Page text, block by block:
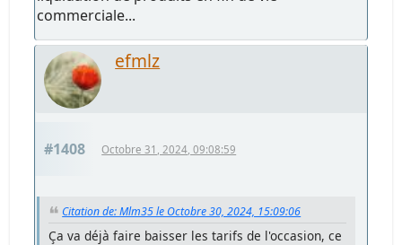
commerciale...
efmlz
#1408 Octobre 31, 2024, 09:08:59
Citation de: Mlm35 le Octobre 30, 2024, 15:09:06
Ça va déjà faire baisser les tarifs de l'occasion, ce